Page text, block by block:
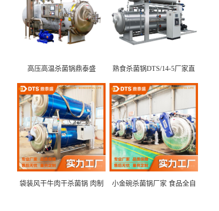
高压高温杀菌锅鼎泰盛
熟食杀菌锅DTS/14-5厂家直
袋装风干牛肉干杀菌锅 肉制
小金碗杀菌锅厂家 食品全自